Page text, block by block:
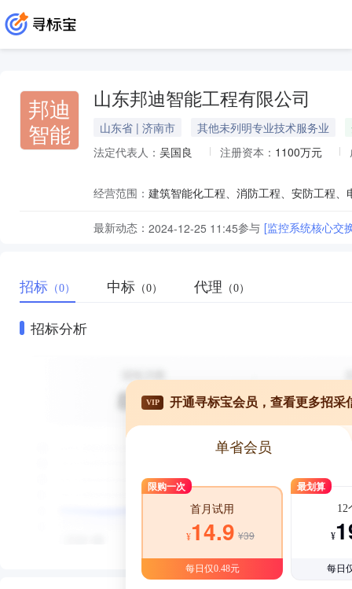
邦迪
智能
山东邦迪智能工程有限公司
山东省 | 济南市 其他未列明专业技术服务业
法定代表人： 吴国良 注册资本： 1100万元
经营范围：
最新动态： 2024-12-25 11:45参与 [监控系统核心交
招标 （0） 中标 （0） 代理 （0）
招标分析
VIP 开通寻标宝会员，查看更多招采
单省会员
限购一次
首月试用
¥14.9 ¥39
每日仅0.48元
最划算
12
¥
每日